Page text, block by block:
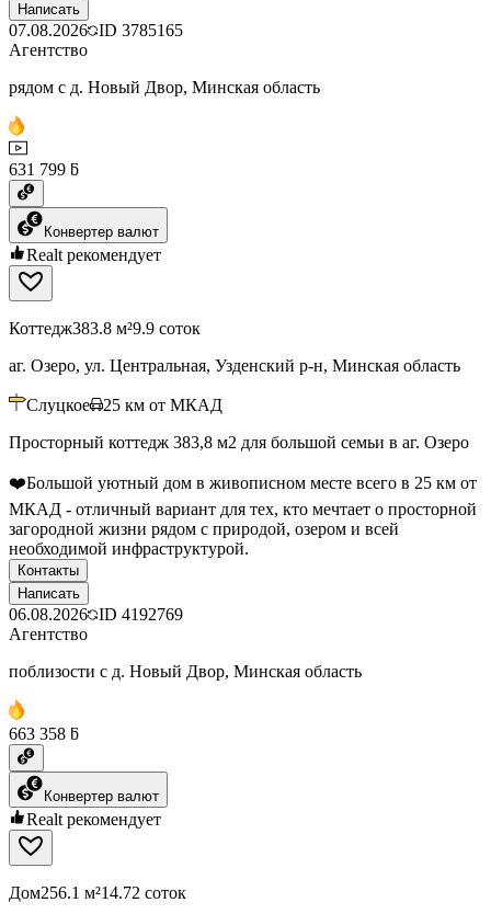
Написать
07.08.2026 ID 3785165
Агентство
рядом с д. Новый Двор, Минская область
631 799 ƃ
Конвертер валют
Realt рекомендует
Коттедж383.8 м²9.9 соток
аг. Озеро, ул. Центральная, Узденский р-н, Минская область
Слуцкое 25 км от МКАД
Просторный коттедж 383,8 м2 для большой семьи в аг. Озеро
❤️Большой уютный дом в живописном месте всего в 25 км от
МКАД - отличный вариант для тех, кто мечтает о просторной
загородной жизни рядом с природой, озером и всей
необходимой инфраструктурой.
Контакты
Написать
06.08.2026 ID 4192769
Агентство
поблизости с д. Новый Двор, Минская область
663 358 ƃ
Конвертер валют
Realt рекомендует
Дом256.1 м²14.72 соток